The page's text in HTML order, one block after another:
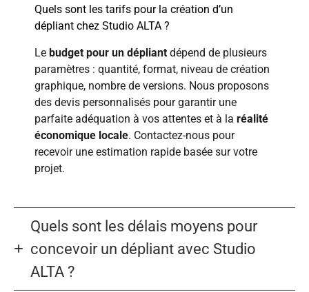
Quels sont les tarifs pour la création d’un
dépliant chez Studio ALTA ?
Le budget pour un dépliant dépend de plusieurs
paramètres : quantité, format, niveau de création
graphique, nombre de versions. Nous proposons
des devis personnalisés pour garantir une
parfaite adéquation à vos attentes et à la réalité
économique locale. Contactez-nous pour
recevoir une estimation rapide basée sur votre
projet.
Quels sont les délais moyens pour
concevoir un dépliant avec Studio
ALTA ?